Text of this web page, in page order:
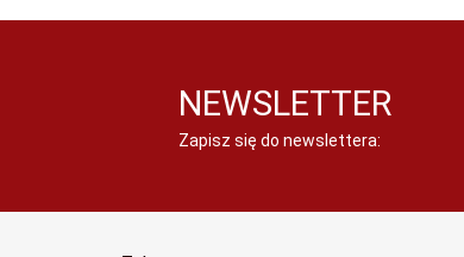
NEWSLETTER
Zapisz się do newslettera: